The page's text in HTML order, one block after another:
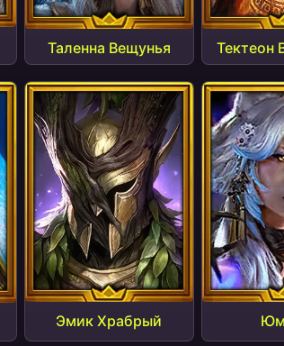
Таленна Вещунья Тектеон
Эмик Храбрый